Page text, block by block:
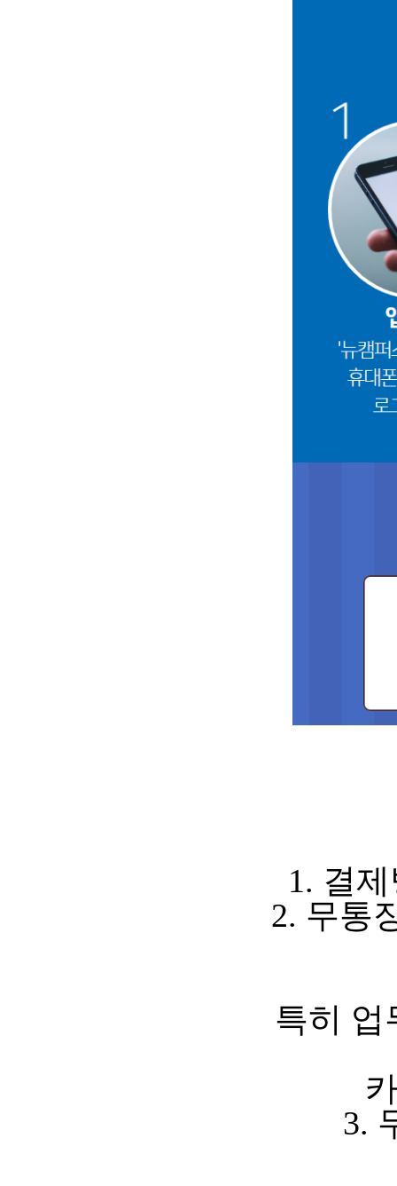
1. 결
2. 무통
특히 업
3.